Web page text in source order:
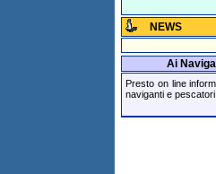
NEWS
Ai
Presto on line
naviganti e pescatori